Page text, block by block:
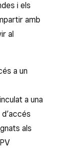
i els
amb
al
a un
a una
als